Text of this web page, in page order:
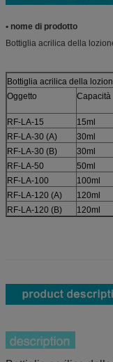
• nome di prodotto
Bottiglia acrilica della
Bottiglia acrilica della
Oggetto
Capacità
RF-LA-15 15ml
RF-LA-30 (A) 30ml
RF-LA-30 (B)
30ml
RF-LA-50
50ml
RF-LA-100
100ml
RF-LA-120 (A)
120ml
RF-LA-120 (B)
120ml